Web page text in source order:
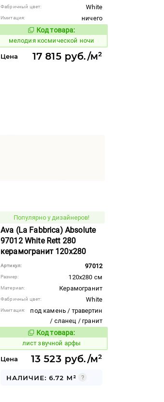
Фабричный цвет: White
Имитация:
ничего
Код товара:
958061 Код товара:
мелодия космической ночи
Цена 17 815 руб./м²
Популярно у дизайнеров!
Ava (La Fabbrica) Absolute
97012 White Rett 280
керамогранит 120x280
Артикул: 97012
Размер: 120x280 см
Материал: Керамогранит
Фабричный цвет: White
Имитация:
под камень / травертин
/ сланец / гранит
Код товара:
878751 Код товара:
лист звучной арфы
Цена 13 523 руб./м²
НАЛИЧИЕ: 6.72 М²